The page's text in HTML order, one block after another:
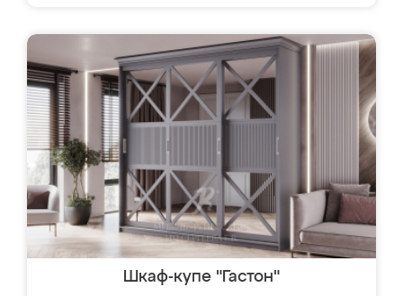
Шкаф-купе "Гастон"